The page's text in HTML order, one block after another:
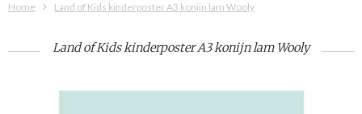
Home Land of Kids kinderposter A3 konijn lam Wooly
Land of Kids kinderposter A3 konijn lam Wooly